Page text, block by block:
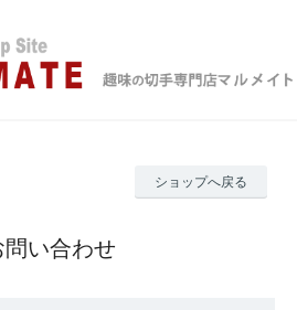
ショップへ戻る
問い合わせ